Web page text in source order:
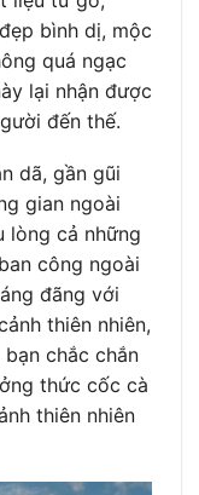
bình dị, mộc
quá ngạc
lại nhận được
đến thế.
dã, gần gũi
gian ngoài
lòng cả những
công ngoài
đãng với
thiên nhiên,
chắc chắn
thức cốc cà
thiên nhiên